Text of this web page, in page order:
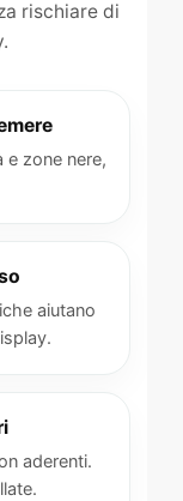
rischiare di
e zone nere,
aiutano
aderenti.